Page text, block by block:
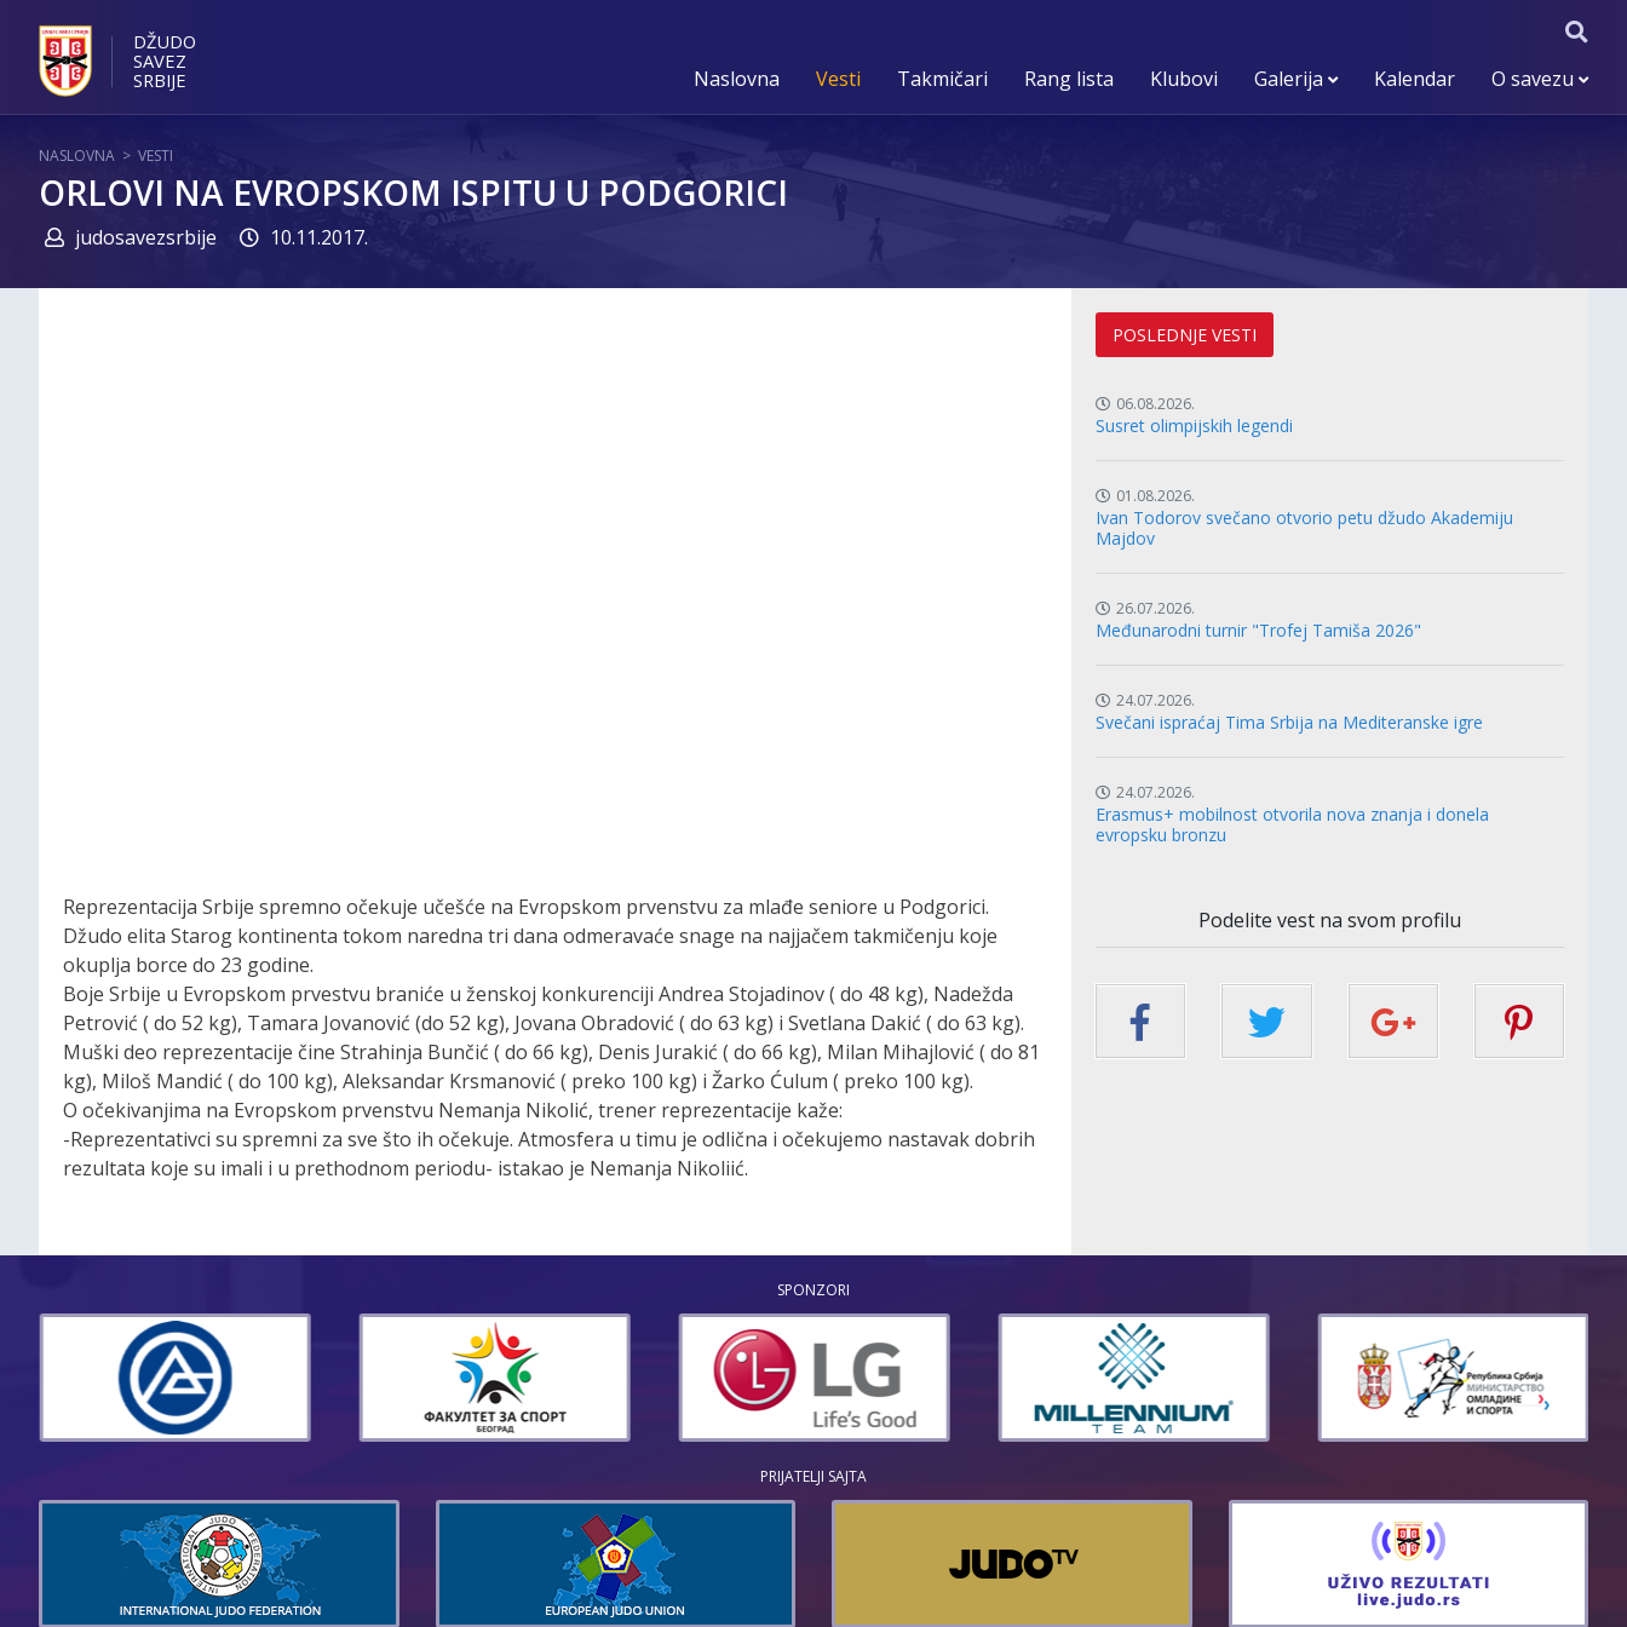
DŽUDO
SAVEZ
SRBIJE
Naslovna Vesti Takmičari Rang lista Klubovi Galerija Kalendar O savezu
NASLOVNA > VESTI
ORLOVI NA EVROPSKOM ISPITU U PODGORICI
judosavezsrbije 10.11.2017.
Reprezentacija Srbije spremno očekuje učešće na Evropskom prvenstvu za mlađe seniore u Podgorici.
Džudo elita Starog kontinenta tokom naredna tri dana odmeravaće snage na najjačem takmičenju koje
okuplja borce do 23 godine.
Boje Srbije u Evropskom prvestvu braniće u ženskoj konkurenciji Andrea Stojadinov ( do 48 kg), Nadežda
Petrović ( do 52 kg), Tamara Jovanović (do 52 kg), Jovana Obradović ( do 63 kg) i Svetlana Dakić ( do 63 kg).
Muški deo reprezentacije čine Strahinja Bunčić ( do 66 kg), Denis Jurakić ( do 66 kg), Milan Mihajlović ( do 81
kg), Miloš Mandić ( do 100 kg), Aleksandar Krsmanović ( preko 100 kg) i Žarko Ćulum ( preko 100 kg).
O očekivanjima na Evropskom prvenstvu Nemanja Nikolić, trener reprezentacije kaže:
-Reprezentativci su spremni za sve što ih očekuje. Atmosfera u timu je odlična i očekujemo nastavak dobrih
rezultata koje su imali i u prethodnom periodu- istakao je Nemanja Nikoliić.
POSLEDNJE VESTI
06.08.2026.
Susret olimpijskih legendi
01.08.2026.
Ivan Todorov svečano otvorio petu džudo Akademiju
Majdov
26.07.2026.
Međunarodni turnir "Trofej Tamiša 2026"
24.07.2026.
Svečani ispraćaj Tima Srbija na Mediteranske igre
24.07.2026.
Erasmus+ mobilnost otvorila nova znanja i donela
evropsku bronzu
Podelite vest na svom profilu
SPONZORI
PRIJATELJI SAJTA